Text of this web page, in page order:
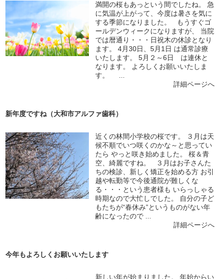
満開の桜もあっという間でしたね。 急
に気温が上がって、今度は暑さを気に
する季節になりました。 もうすぐゴ
ールデンウィークになりますが、 当院
では暦通り・・・日祝木の休診となり
ます。 4月30日、5月1日 は通常診療
いたします。 5月２～6日 は連休と
なります。 よろしくお願いいたしま
す。 ...
詳細ページへ
新年度ですね（大和市アルファ歯科）
近くの林間小学校の桜です。 ３月は天
候不順でいつ咲くのかな～と思ってい
たら やっと咲き始めました。 桜＆青
空、綺麗ですね。 ３月はお子さんた
ちの検診、新しく矯正を始める方 お引
越や転勤等で今後通院が難しくな
る・・・という患者様も いらっしゃる
時期なので大忙しでした。 自分の子ど
もたちが“春休み”というものがない年
齢になったので ...
詳細ページへ
今年もよろしくお願いいたします
新しい年が始まりました。 年始からい